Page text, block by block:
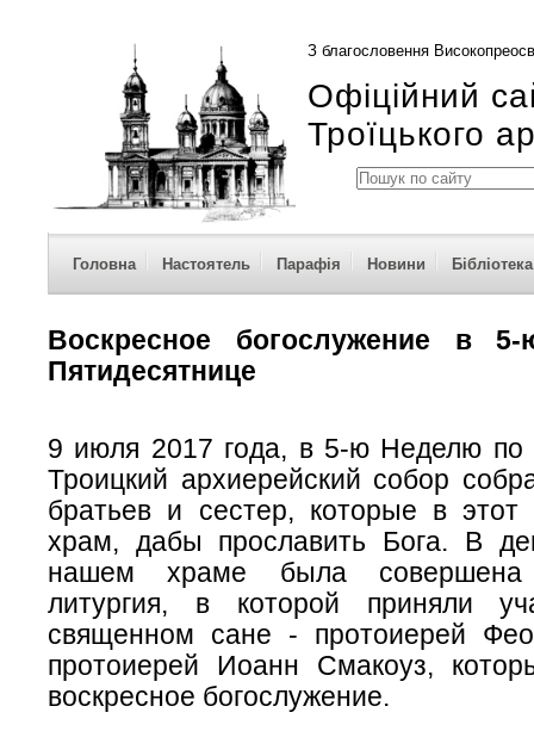
З благословення
Офіційний
Троїцького
Головна Настоятель Парафія Новини Бібліотека
Воскресное богослужение в
Пятидесятнице
9 июля 2017 года, в 5-ю Неделю по
Троицкий архиерейский собор
братьев и сестер, которые в
храм, дабы прославить Бога. В
нашем храме была совершена
литургия, в которой приняли
священном сане - протоиерей
протоиерей Иоанн Смакоуз,
воскресное богослужение.